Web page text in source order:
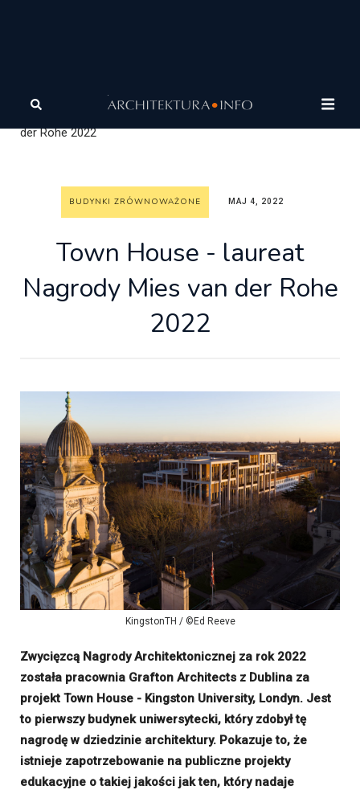
Architektura zrównoważona
zrównoważone
Town House - laureat Nagrody Mies van
der Rohe 2022
BUDYNKI ZRÓWNOWAŻONE MAJ 4, 2022
Town House - laureat
Nagrody Mies van der Rohe
2022
KingstonTH / ©Ed Reeve
Zwycięzcą Nagrody Architektonicznej za rok 2022
została pracownia Grafton Architects z Dublina za
projekt Town House - Kingston University, Londyn. Jest
to pierwszy budynek uniwersytecki, który zdobył tę
nagrodę w dziedzinie architektury. Pokazuje to, że
istnieje zapotrzebowanie na publiczne projekty
edukacyjne o takiej jakości jak ten, który nadaje